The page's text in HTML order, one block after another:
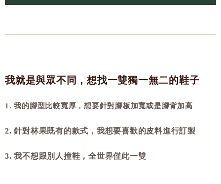
我就是與眾不同，想找一雙獨一無二的鞋子
1. 我的腳型比較寬厚，想要針對腳板加寬或是腳背加高
2. 針對林果既有的款式，我想要喜歡的皮料進行訂製
3. 我不想跟別人撞鞋，全世界僅此一雙